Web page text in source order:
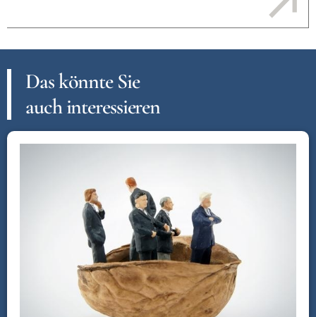
Das könnte Sie
auch interessieren